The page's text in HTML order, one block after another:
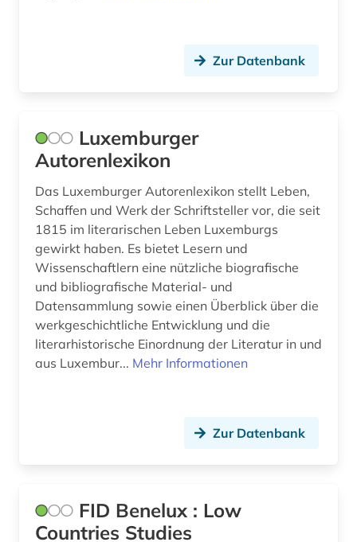
Norwegen (2)
Osmanisches Reich (1)
Ostasien (1)
Osteuropa (1)
Ostmitteleuropa (1)
Palaestina (1)
Rumänien (1)
Russland, Sowjetunion (1)
Zur Datenbank
Luxemburger
Autorenlexikon
Das Luxemburger Autorenlexikon stellt Leben,
Schaffen und Werk der Schriftsteller vor, die seit
1815 im literarischen Leben Luxemburgs
gewirkt haben. Es bietet Lesern und
Wissenschaftlern eine nützliche biografische
und bibliografische Material- und
Datensammlung sowie einen Überblick über die
werkgeschichtliche Entwicklung und die
literarhistorische Einordnung der Literatur in und
aus Luxembur... Mehr Informationen
Zur Datenbank
FID Benelux : Low
Countries Studies